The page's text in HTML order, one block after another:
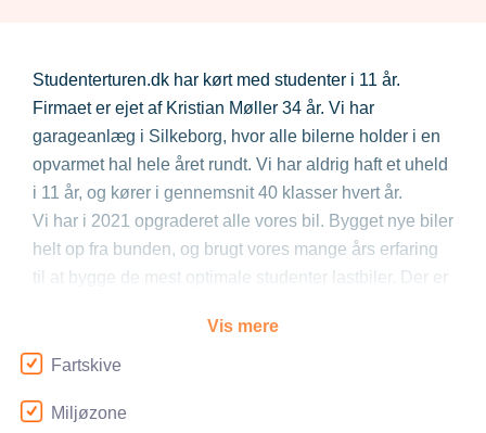
Studenterturen.dk har kørt med studenter i 11 år.
Firmaet er ejet af Kristian Møller 34 år. Vi har
garageanlæg i Silkeborg, hvor alle bilerne holder i en
opvarmet hal hele året rundt. Vi har aldrig haft et uheld
i 11 år, og kører i gennemsnit 40 klasser hvert år.
Vi har i 2021 opgraderet alle vores bil. Bygget nye biler
helt op fra bunden, og brugt vores mange års erfaring
til at bygge de mest optimale studenter lastbiler. Der er
via Bluetooth. Mulighed for at få DJ ombord, samt
fadølsanlæg.
anmærkning fra politiet på nogle biler.
Vis mere
Fartskive
Miljøzone